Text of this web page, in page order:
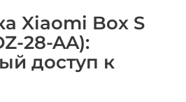
Xiaomi Box S
28-AA):
доступ к